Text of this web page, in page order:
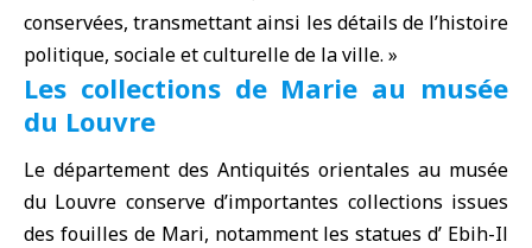
conservées, transmettant ainsi les détails de l’histoire
politique, sociale et culturelle de la ville. »
Les collections de Marie au musée
du Louvre
Le département des Antiquités orientales au musée
du Louvre conserve d’importantes collections issues
des fouilles de Mari, notamment les statues d’ Ebih-Il